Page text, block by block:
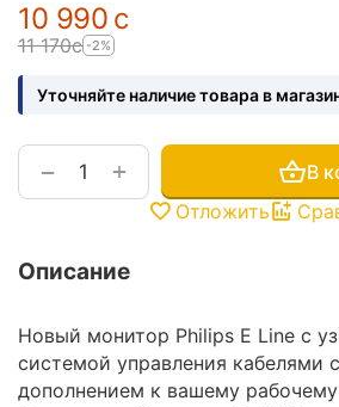
10 990 с
11 170с -2%
Уточняйте наличие товара в
+
−
В
Отложить
Описание
Новый монитор Philips E Line с
системой управления кабелями
дополнением к вашему рабочему